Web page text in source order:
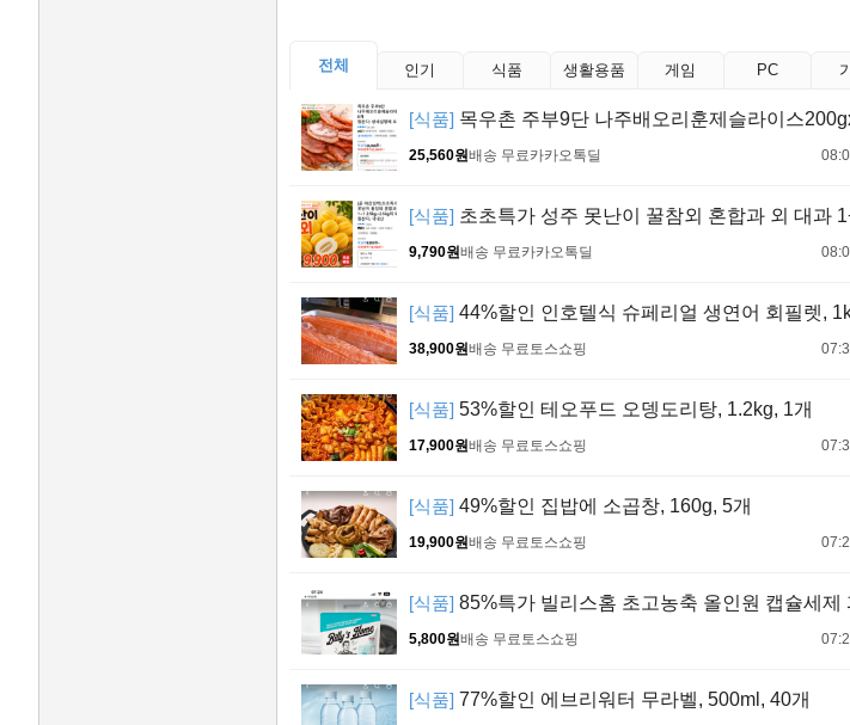
전체 인기 식품 생활용품 게임 PC
[식품] 목우촌 주부9단 나주배오리훈제슬라이스
25,560원배송 무료 카카오톡딜
[식품] 초초특가 성주 못난이 꿀참외 혼합과 외 대과
9,790원배송 무료 카카오톡딜
[식품] 44%할인 인호텔식 슈페리얼 생연어 회필렛,
38,900원배송 무료 토스쇼핑
[식품] 53%할인 테오푸드 오뎅도리탕, 1.2kg, 1개
17,900원배송 무료 토스쇼핑
[식품] 49%할인 집밥에 소곱창, 160g, 5개
19,900원배송 무료 토스쇼핑
[식품] 85%특가 빌리스홈 초고농축 올인원 캡슐세
5,800원배송 무료 토스쇼핑
[식품] 77%할인 에브리워터 무라벨, 500ml, 40개